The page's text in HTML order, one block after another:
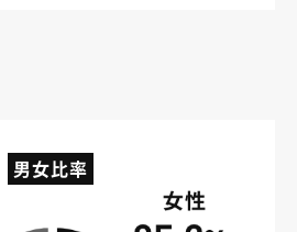
男女比率